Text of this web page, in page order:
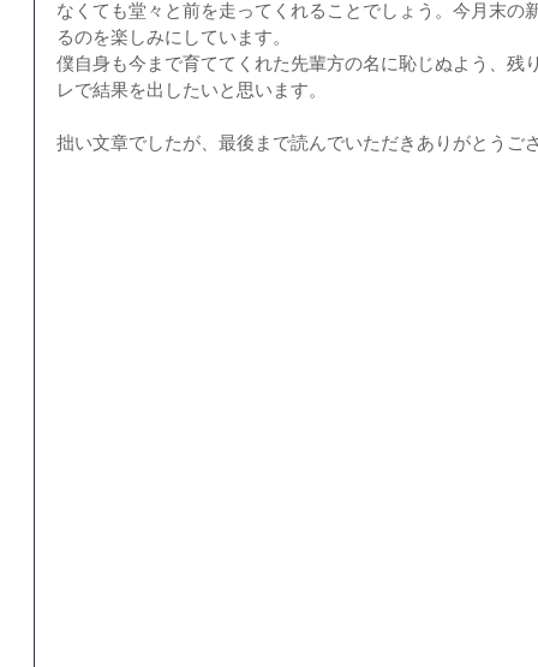
なくても堂々と前を走ってくれることでしょう。今月末の
るのを楽しみにしています。
僕自身も今まで育ててくれた先輩方の名に恥じぬよう、残
レで結果を出したいと思います。
拙い文章でしたが、最後まで読んでいただきありがとうご